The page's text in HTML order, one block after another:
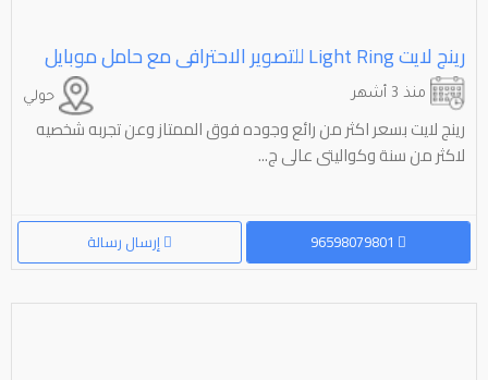
رينج لايت ⁦⁦ring⁩⁩ ⁦⁦light⁩⁩ للتصوير الاحترافى مع حامل موبايل
حولي منذ 3 أشهر
رينج لايت بسعر اكثر من رائع وجوده فوق الممتاز وعن تجربه شخصيه
لاكثر من سنة وكواليتى عالى ج...
إرسال رسالة